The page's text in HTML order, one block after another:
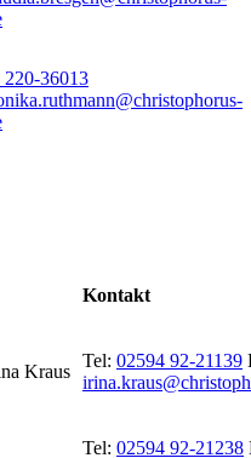
220-36013
Kontakt
Kraus
Tel: 02594 92-21139
Tel: 02594 92-21238